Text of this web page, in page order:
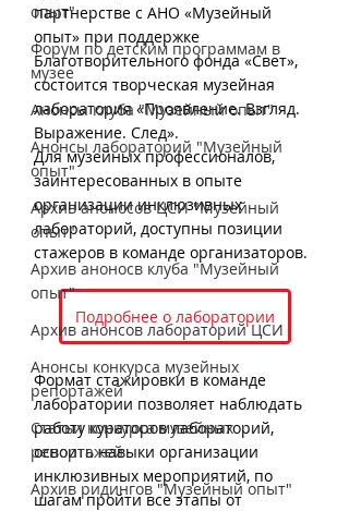
опыт"
Форум по детским программам в
музее
Анонсы клуба "Музейный опыт"
Анонсы лабораторий "Музейный
опыт"
Архив аноносов ЦСИ "Музейный
опыт"
Архив аноносв клуба "Музейный
опыт"
Архив анонсов лабораторий ЦСИ
Анонсы конкурса музейных
репортажей
Статьи конкурса музейных
репортажей
Архив ридингов "Музейный опыт"
партнерстве с АНО «Музейный
опыт» при поддержке
Благотворительного фонда «Свет»,
состоится творческая музейная
лаборатория «Проявление. Взгляд.
Выражение. След».
Для музейных профессионалов,
заинтересованных в опыте
организации инклюзивных
лабораторий, доступны позиции
стажеров в команде организаторов.
Подробнее о лаборатории
Формат стажировки в команде
лаборатории позволяет наблюдать
работу кураторов лабораторий,
освоить навыки организации
инклюзивных мероприятий, по
шагам пройти все этапы от